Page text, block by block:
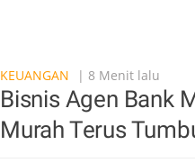
KEUANGAN
| 8 Menit lalu
Bisnis Agen Bank
Murah Terus